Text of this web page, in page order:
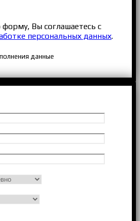
Вы соглашаетесь с
персональных данных.
данные